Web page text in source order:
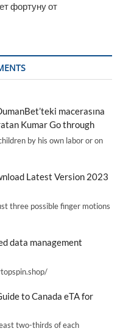
фортуну от
macerasına
Kumar Go through
by his own labor or on
Latest Version 2023
three possible finger motions
data management
to Canada eTA for
two-thirds of each